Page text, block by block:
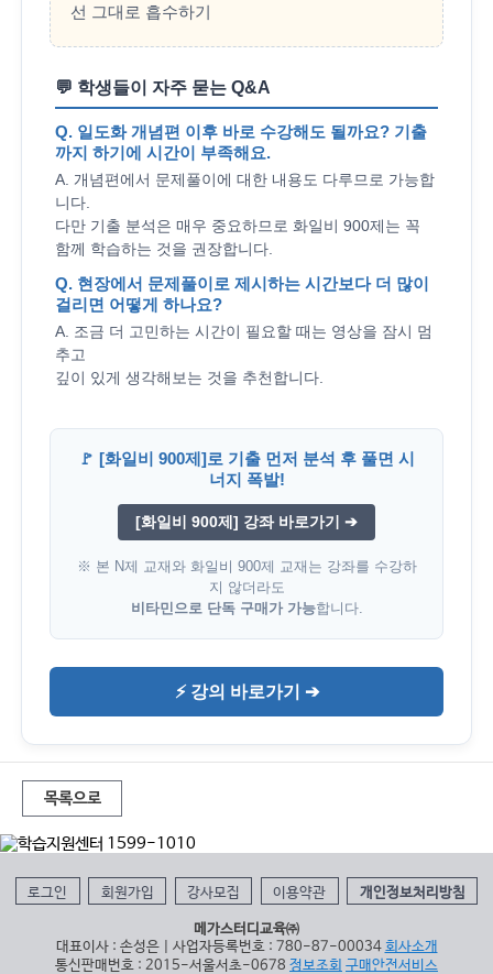
선 그대로 흡수하기
💬 학생들이 자주 묻는 Q&A
Q. 일도화 개념편 이후 바로 수강해도 될까요? 기출
까지 하기에 시간이 부족해요.
A. 개념편에서 문제풀이에 대한 내용도 다루므로 가능합
니다.
다만 기출 분석은 매우 중요하므로 화일비 900제는 꼭
함께 학습하는 것을 권장합니다.
Q. 현장에서 문제풀이로 제시하는 시간보다 더 많이
걸리면 어떻게 하나요?
A. 조금 더 고민하는 시간이 필요할 때는 영상을 잠시 멈
추고
깊이 있게 생각해보는 것을 추천합니다.
🚩 [화일비 900제]로 기출 먼저 분석 후 풀면 시
너지 폭발!
[화일비 900제] 강좌 바로가기 ➔
※ 본 N제 교재와 화일비 900제 교재는 강좌를 수강하
지 않더라도
비타민으로 단독 구매가 가능합니다.
⚡ 강의 바로가기 ➔
목록으로
로그인 회원가입 강사모집 이용약관 개인정보처리방침
메가스터디교육㈜
대표이사 : 손성은 | 사업자등록번호 : 780-87-00034 회사소개
통신판매번호 : 2015-서울서초-0678 정보조회 구매안전서비스